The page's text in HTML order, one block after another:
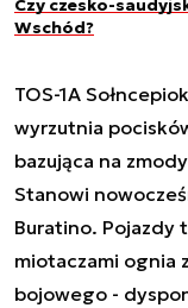
Wschód?
TOS-1A
wyrzutnia
bazująca na
Stanowi
Buratino. Pojazdy
miotaczami ognia
bojowego -